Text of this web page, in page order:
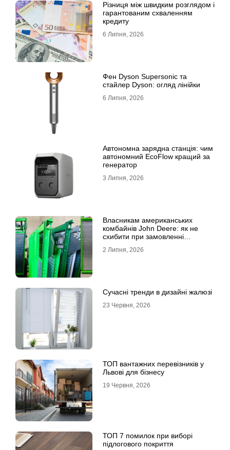
Різниця між швидким розглядом і
гарантованим схваленням
кредиту
6 Липня, 2026
Фен Dyson Supersonic та
стайлер Dyson: огляд лінійки
6 Липня, 2026
Автономна зарядна станція: чим
автономний EcoFlow кращий за
генератор
3 Липня, 2026
Власникам американських
комбайнів John Deere: як не
схибити при замовленні
2 Липня, 2026
Сучасні тренди в дизайні жалюзі
23 Червня, 2026
ТОП вантажних перевізників у
Львові для бізнесу
19 Червня, 2026
ТОП 7 помилок при виборі
підлогового покриття